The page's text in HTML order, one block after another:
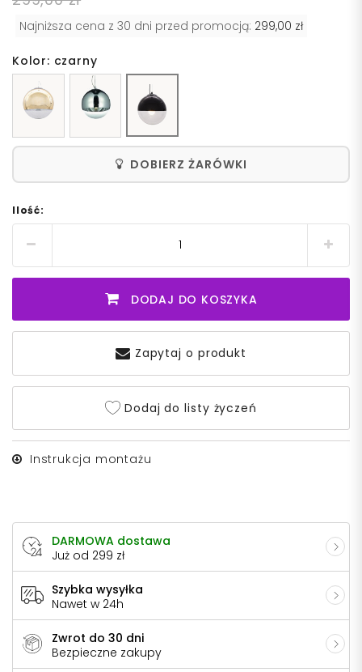
Najniższa cena z 30 dni przed promocją: 299,00 zł
Kolor: czarny
DOBIERZ ŻARÓWKI
Ilość:
DODAJ DO KOSZYKA
Zapytaj o produkt
Dodaj do listy życzeń
Instrukcja montażu
DARMOWA dostawa
Już od 299 zł
Szybka wysyłka
Nawet w 24h
Zwrot do 30 dni
Bezpieczne zakupy